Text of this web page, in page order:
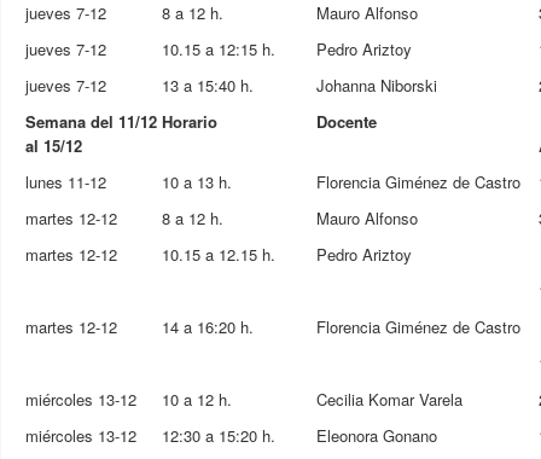
jueves 7-12
8 a 12 h. Mauro Alfonso
jueves 7-12
10.15 a 12:15 h. Pedro Ariztoy
jueves 7-12
13 a 15:40 h. Johanna Niborski
Semana del 11/12
al 15/12
Horario
Docente
lunes 11-12
10 a 13 h. Florencia Giménez de Castro
martes 12-12
8 a 12 h. Mauro Alfonso
martes 12-12
10.15 a 12.15 h.
Pedro Ariztoy
martes 12-12
14 a 16:20 h.
Florencia Giménez de Castro
miércoles 13-12
10 a 12 h. Cecilia Komar Varela
miércoles 13-12
12:30 a 15:20 h. Eleonora Gonano